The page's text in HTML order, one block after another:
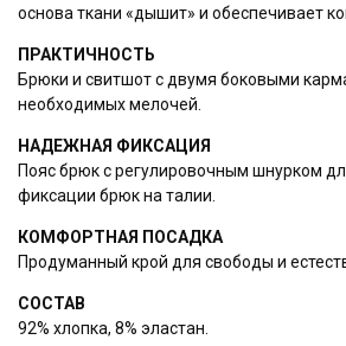
Телефон
При отправке данных, вы
соглашаетесь с нашим
о конфиденциальности
Отправить
основа ткани «дышит» и обеспечивает
ПРАКТИЧНОСТЬ
Брюки и свитшот с двумя боковыми
необходимых мелочей.
НАДЕЖНАЯ ФИКСАЦИЯ
Пояс брюк с регулировочным шнурком
фиксации брюк на талии.
КОМФОРТНАЯ ПОСАДКА
Продуманный крой для свободы и
СОСТАВ
92% хлопка, 8% эластан.